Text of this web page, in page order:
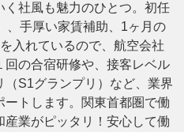
く社風も魅力のひとつ。初任
、手厚い家賃補助、1ヶ月の
入れているので、航空会社
の合宿研修や、接客レベル
（S1グランプリ）など、業界
ートします。関東首都圏で働
産業がピッタリ！安心して働